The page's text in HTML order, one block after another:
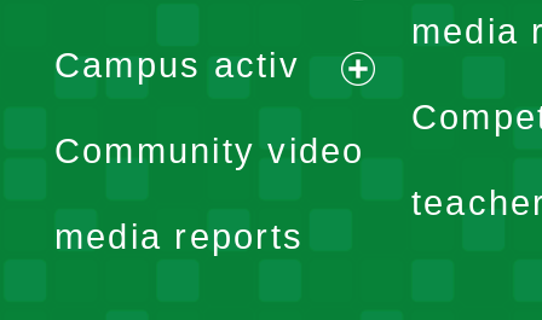
media
expand
menu
Campus activ
expand
Community video
media reports